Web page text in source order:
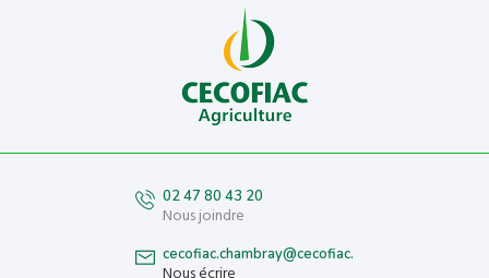
02 47 80 43 20
Nous joindre
cecofiac.chambray@cecofiac.fr